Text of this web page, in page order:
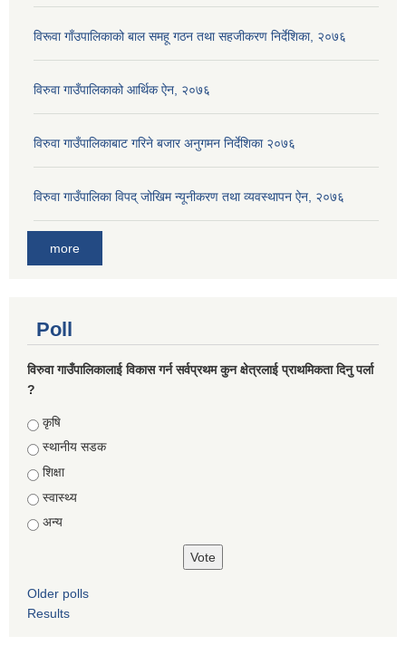
विरूवा गाँउपालिकाको बाल समहू गठन तथा सहजीकरण निर्देशिका, २०७६
विरुवा गाउँपालिकाको आर्थिक ऐन, २०७६
विरुवा गाउँपालिकाबाट गरिने बजार अनुगमन निर्देशिका २०७६
विरुवा गाउँपालिका विपद् जोखिम न्यूनीकरण तथा व्यवस्थापन ऐन, २०७६
more
Poll
विरुवा गाउँपालिकालाई विकास गर्न सर्वप्रथम कुन क्षेत्रलाई प्राथमिकता दिनु पर्ला
?
Choices
कृषि
स्थानीय सडक
शिक्षा
स्वास्थ्य
अन्य
Older polls
Results